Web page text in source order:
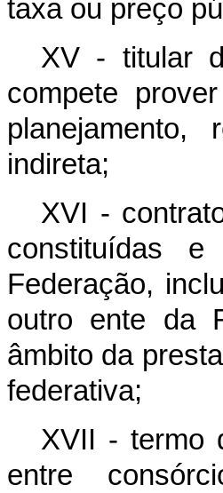
taxa ou preço
XV - titular
compete
indireta;
XVI -
constituídas
Federação,
outro ente da
âmbito da
federativa;
XVII - termo
entre